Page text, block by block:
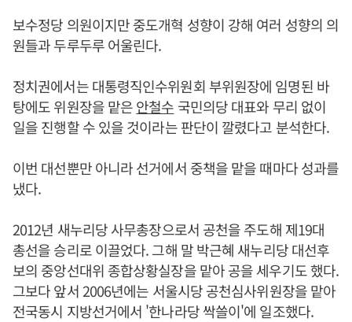
보수정당 의원이지만 중도개혁 성향이 강해 여러 성향의 의
원들과 두루두루 어울린다.
정치권에서는 대통령직인수위원회 부위원장에 임명된 바
탕에도 위원장을 맡은안철수 국민의당 대표와 무리 없이
일을 진행할 수 있을 것이라는 판단이 깔렸다고 분석한다.
이번 대선뿐만 아니라 선거에서 중책을 맡을 때마다 성과를
냈다.
2012년 새누리당 사무총장으로서 공천을 주도해 제19대
총선을 승리로 이끌었다. 그해 말 박근혜 새누리당 대선후
보의 중앙선대위 종합상황실장을 맡아 공을 세우기도 했다.
그보다 앞서 2006년에는 서울시당 공천심사위원장을 맡아
전국동시 지방선거에서 '한나라당 싹쓸이'에 일조했다.